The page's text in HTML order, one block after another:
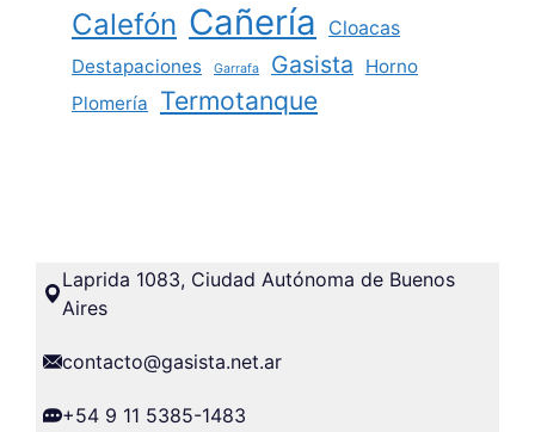
Calefón Cañería
Cloacas
Destapaciones
Garrafa Gasista
Horno
Plomería
Termotanque
Laprida 1083, Ciudad Autónoma de Buenos
Aires
contacto@gasista.net.ar
+54 9 11 5385-1483